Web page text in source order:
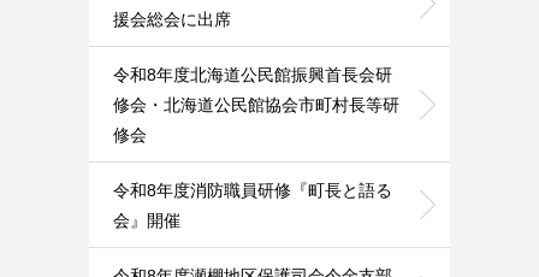
援会総会に出席
令和8年度北海道公民館振興首長会研
修会・北海道公民館協会市町村長等研
修会
令和8年度消防職員研修『町長と語る
会』開催